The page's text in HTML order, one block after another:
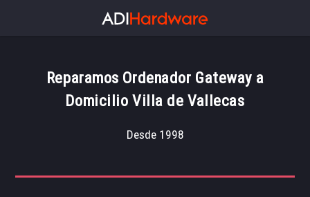
Reparamos Ordenador Gateway a
Domicilio Villa de Vallecas
Desde 1998